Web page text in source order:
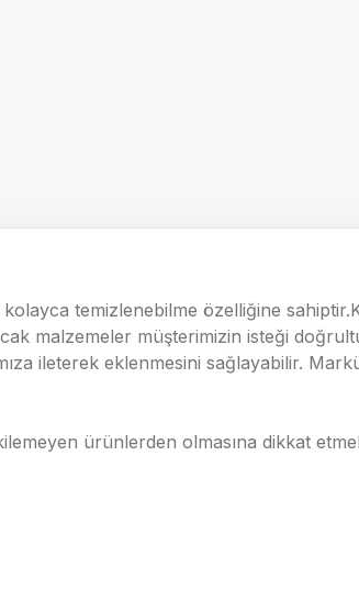
temizlenebilme özelliğine
malzemeler müşterimizin isteği
ileterek eklenmesini sağlayabilir.
ürünlerden olmasına dikkat